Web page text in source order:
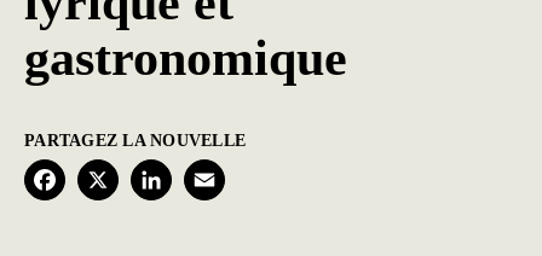
gastronomique
PARTAGEZ LA NOUVELLE
F
X
L